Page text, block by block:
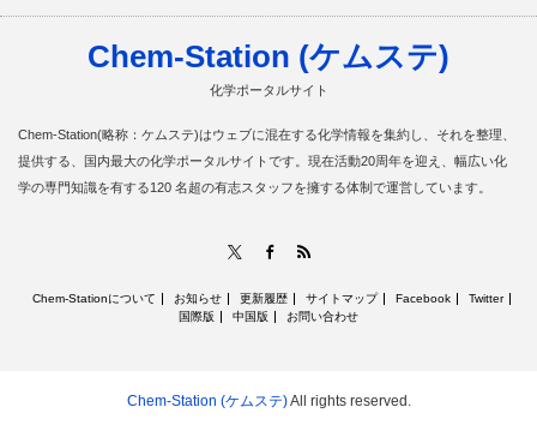
Chem-Station (ケムステ)
化学ポータルサイト
Chem-Station(略称：ケムステ)はウェブに混在する化学情報を集約し、それを整理、
提供する、国内最大の化学ポータルサイトです。現在活動20周年を迎え、幅広い化
学の専門知識を有する120 名超の有志スタッフを擁する体制で運営しています。
Facebook
Chem-Stationについて お知らせ 更新履歴 サイトマップ Facebook
Twitter
国際版
中国版 お問い合わせ
Chem-Station (ケムステ)All rights reserved.